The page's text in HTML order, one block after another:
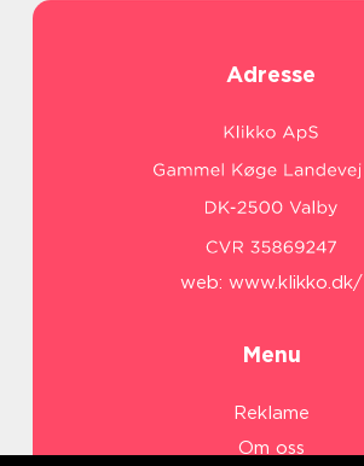
Adresse
web: www.klikko.dk/
Menu
Reklame
Om oss